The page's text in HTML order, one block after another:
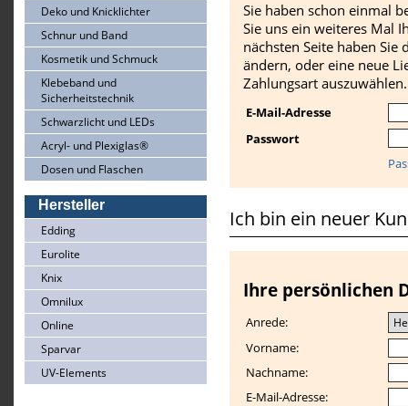
Deko und Knicklichter
Schnur und Band
Kosmetik und Schmuck
Klebeband und
Sicherheitstechnik
Schwarzlicht und LEDs
Acryl- und Plexiglas®
Dosen und Flaschen
Hersteller
Edding
Eurolite
Knix
Omnilux
Online
Sparvar
UV-Elements
Sie haben schon einmal
Sie uns ein weiteres Mal
nächsten Seite haben
ändern, oder eine neue
Zahlungsart auszuwählen.
E-Mail-Adresse
Passwort
Ich bin ein neuer
Ihre persönlichen
Anrede:
Vorname:
Nachname:
E-Mail-Adresse: